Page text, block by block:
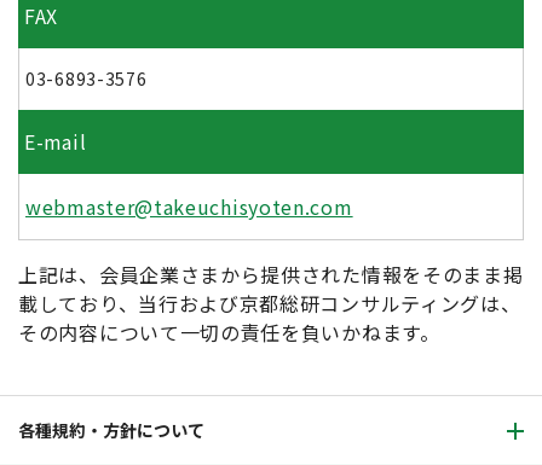
FAX
03-6893-3576
E-mail
webmaster@takeuchisyoten.com
上記は、会員企業さまから提供された情報をそのまま掲
載しており、当行および京都総研コンサルティングは、
その内容について一切の責任を負いかねます。
各種規約・方針について